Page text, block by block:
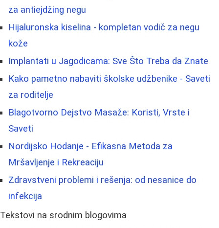
za antiejdžing negu
Hijaluronska kiselina - kompletan vodič za negu
kože
Implantati u Jagodicama: Sve Što Treba da Znate
Kako pametno nabaviti školske udžbenike - Saveti
za roditelje
Blagotvorno Dejstvo Masaže: Koristi, Vrste i
Saveti
Nordijsko Hodanje - Efikasna Metoda za
Mršavljenje i Rekreaciju
Zdravstveni problemi i rešenja: od nesanice do
infekcija
Tekstovi na srodnim blogovima